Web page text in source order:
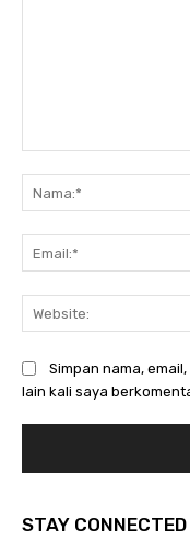
Simpan nama,
lain kali saya
STAY CONNECTED